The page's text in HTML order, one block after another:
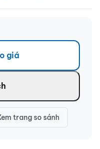
giá
trang so sánh